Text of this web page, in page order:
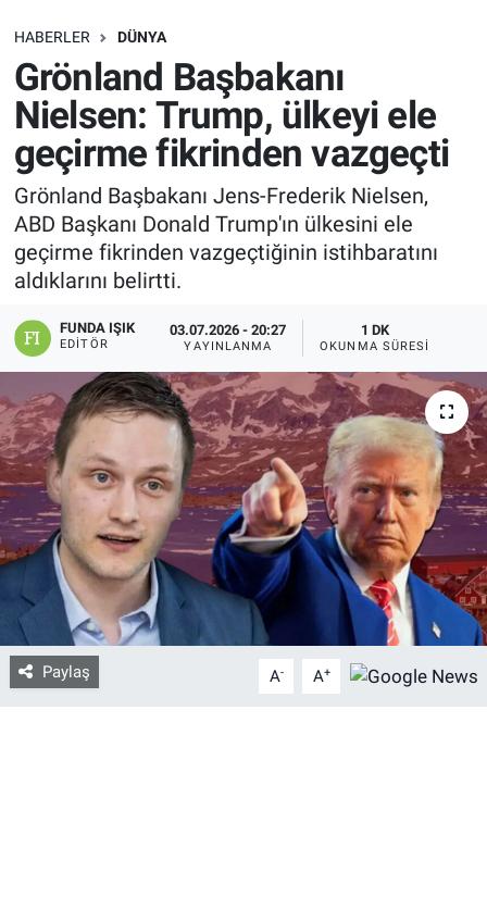
HABERLER DÜNYA
Grönland Başbakanı
Nielsen: Trump, ülkeyi ele
geçirme fikrinden vazgeçti
Grönland Başbakanı Jens-Frederik Nielsen,
ABD Başkanı Donald Trump'ın ülkesini ele
geçirme fikrinden vazgeçtiğinin istihbaratını
aldıklarını belirtti.
FUNDA IŞIK
EDITÖR
03.07.2026 - 20:27
YAYINLANMA
1 DK
OKUNMA SÜRESI
Paylaş A- A+
SAĞLIK
EKONOMİ
EĞİTİM
ÖZEL HABER
Keşfet
ASTROLOJİ
MANŞET
RESMİ İLANLAR
İLAN
Bize ulaşın
İletişim/Künye
Yaşam